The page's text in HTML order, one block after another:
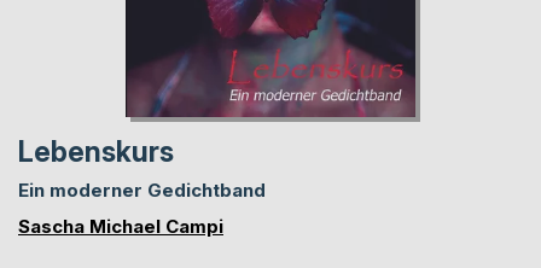
Lebenskurs
Ein moderner Gedichtband
Sascha Michael Campi